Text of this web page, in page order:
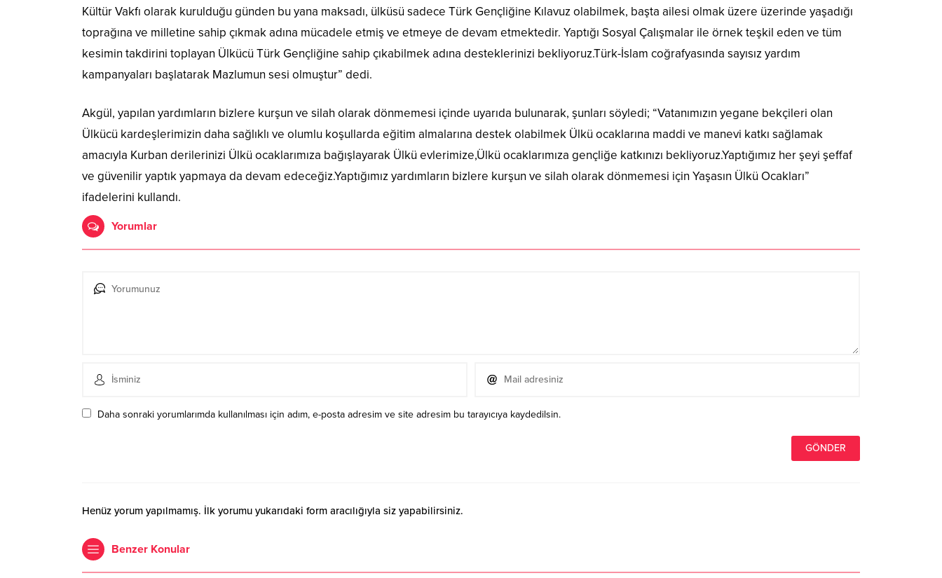
Kültür Vakfı olarak kurulduğu günden bu yana maksadı, ülküsü sadece Türk Gençliğine Kılavuz olabilmek, başta ailesi olmak üzere üzerinde yaşadığı
toprağına ve milletine sahip çıkmak adına mücadele etmiş ve etmeye de devam etmektedir. Yaptığı Sosyal Çalışmalar ile örnek teşkil eden ve tüm
kesimin takdirini toplayan Ülkücü Türk Gençliğine sahip çıkabilmek adına desteklerinizi bekliyoruz.Türk-İslam coğrafyasında sayısız yardım
kampanyaları başlatarak Mazlumun sesi olmuştur” dedi.
Akgül, yapılan yardımların bizlere kurşun ve silah olarak dönmemesi içinde uyarıda bulunarak, şunları söyledi; “Vatanımızın yegane bekçileri olan
Ülkücü kardeşlerimizin daha sağlıklı ve olumlu koşullarda eğitim almalarına destek olabilmek Ülkü ocaklarına maddi ve manevi katkı sağlamak
amacıyla Kurban derilerinizi Ülkü ocaklarımıza bağışlayarak Ülkü evlerimize,Ülkü ocaklarımıza gençliğe katkınızı bekliyoruz.Yaptığımız her şeyi şeffaf
ve güvenilir yaptık yapmaya da devam edeceğiz.Yaptığımız yardımların bizlere kurşun ve silah olarak dönmemesi için Yaşasın Ülkü Ocakları”
ifadelerini kullandı.
Yorumlar
Daha sonraki yorumlarımda kullanılması için adım, e-posta adresim ve site adresim bu tarayıcıya kaydedilsin.
Henüz yorum yapılmamış. İlk yorumu yukarıdaki form aracılığıyla siz yapabilirsiniz.
Benzer Konular